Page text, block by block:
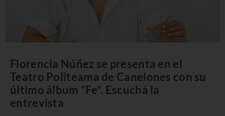
Florencia Núñez se presenta en el
Teatro Politeama de Canelones con su
último álbum “Fe”. Escuchá la
entrevista